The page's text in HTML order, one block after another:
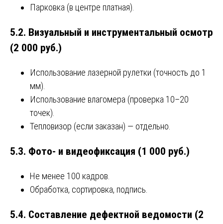
Парковка (в центре платная).
5.2. Визуальный и инструментальный осмотр
(2 000 руб.)
Использование лазерной рулетки (точность до 1
мм).
Использование влагомера (проверка 10–20
точек).
Тепловизор (если заказан) — отдельно.
5.3. Фото- и видеофиксация (1 000 руб.)
Не менее 100 кадров.
Обработка, сортировка, подпись.
5.4. Составление дефектной ведомости (2